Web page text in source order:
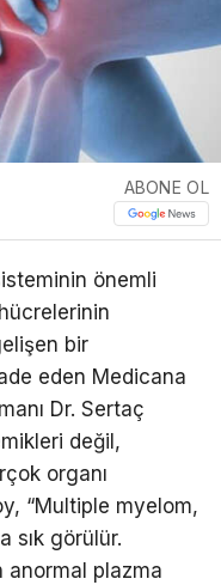
ABONE OL
önemli
bir
eden Medicana
Dr. Sertaç
değil,
organı
“Multiple myelom,
sık görülür.
anormal plazma